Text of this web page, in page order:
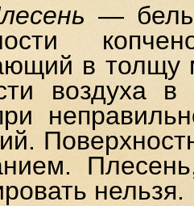
—
в толщу
воздуха
нельзя.